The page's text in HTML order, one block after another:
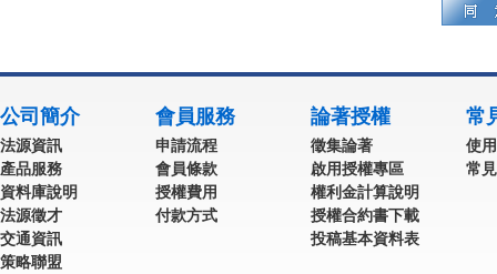
公司簡介
法源資訊
產品服務
資料庫說明
法源徵才
交通資訊
策略聯盟
會員服務
申請流程
會員條款
授權費用
付款方式
論著授權
徵集論著
啟用授權專區
權利金計算說明
授權合約書下載
投稿基本資料表
常
使
常